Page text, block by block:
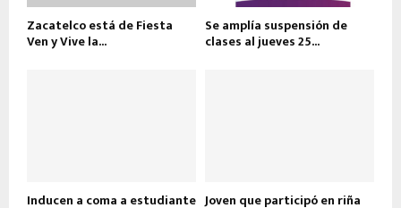
Zacatelco está de Fiesta
Ven y Vive la...
Se amplía suspensión de
clases al jueves 25...
Inducen a coma a estudiante Joven que participó en riña